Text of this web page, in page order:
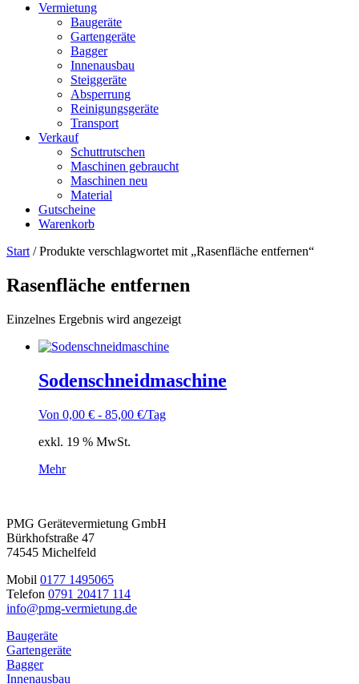
Vermietung
Baugeräte
Gartengeräte
Bagger
Innenausbau
Steiggeräte
Absperrung
Reinigungsgeräte
Transport
Verkauf
Schuttrutschen
Maschinen gebraucht
Maschinen neu
Material
Gutscheine
Warenkorb
Start / Produkte verschlagwortet mit „Rasenfläche entfernen“
Rasenfläche entfernen
Einzelnes Ergebnis wird angezeigt
Sodenschneidmaschine
Von 0,00 € - 85,00 €/Tag
exkl. 19 % MwSt.
Mehr
PMG Gerätevermietung GmbH
Bürkhofstraße 47
74545 Michelfeld
Mobil 0177 1495065
Telefon 0791 20417 114
info@pmg-vermietung.de
Baugeräte
Gartengeräte
Bagger
Innenausbau